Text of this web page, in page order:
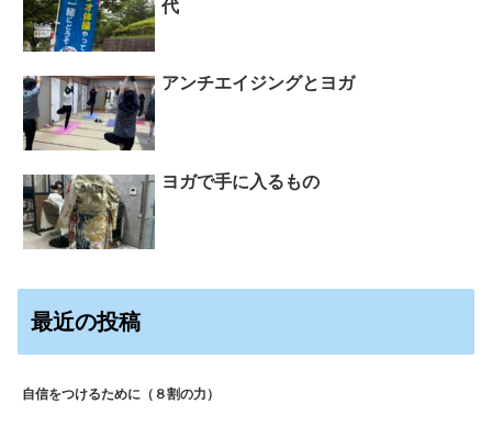
代
アンチエイジングとヨガ
ヨガで手に入るもの
最近の投稿
自信をつけるために（８割の力）